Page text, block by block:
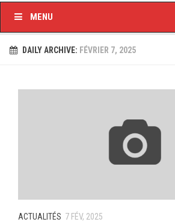
Ligue I – 2019/2020
Feuilles de match 2018/2019
Feuille de match 2016/2017
MENU
DAILY ARCHIVE: FÉVRIER 7, 2025
ACTUALITÉS 7 FÉV, 2025